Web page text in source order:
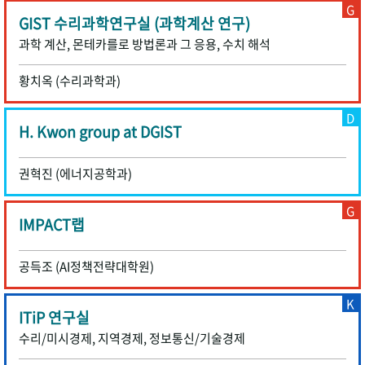
GIST 수리과학연구실 (과학계산 연구)
과학 계산, 몬테카를로 방법론과 그 응용, 수치 해석
황치옥 (수리과학과)
G
H. Kwon group at DGIST
권혁진 (에너지공학과)
D
IMPACT랩
공득조 (AI정책전략대학원)
G
ITiP 연구실
수리/미시경제, 지역경제, 정보통신/기술경제
K